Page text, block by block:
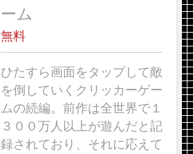
ーム
無料
ひたすら画面をタップして敵
を倒していくクリッカーゲー
ムの続編。前作は全世界で１
３００万人以上が遊んだと記
録されており、それに応えて